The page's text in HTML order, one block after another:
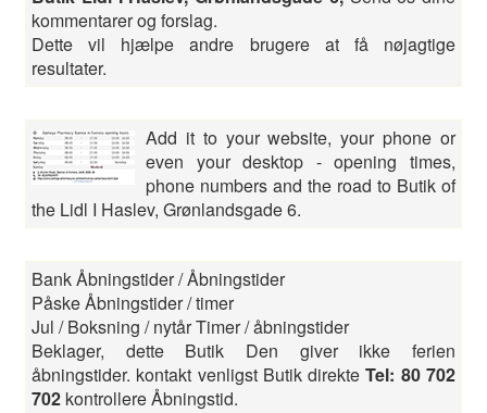
kommentarer og forslag.
Dette vil hjælpe andre brugere at få nøjagtige
resultater.
Add it to your website, your phone or
even your desktop - opening times,
phone numbers and the road to Butik of
the Lidl I Haslev, Grønlandsgade 6.
Bank Åbningstider / Åbningstider
Påske Åbningstider / timer
Jul / Boksning / nytår Timer / åbningstider
Beklager, dette Butik Den giver ikke ferien
åbningstider. kontakt venligst Butik direkteTel: 80 702
702 kontrollere Åbningstid.